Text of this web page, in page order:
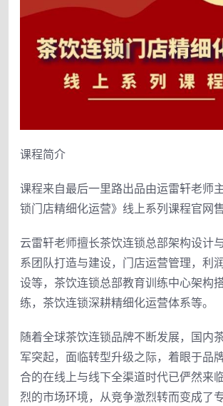
课程简介
课程来自最后一里路出品由运雷轩老师
锁门店精细化运营》线上系列课程官网
云雷轩老师擅长茶饮连锁总部架构设计
系团队打造与建设，门店运营管理，利
设等，茶饮连锁总部教育训练中心架构
练，茶饮连锁深耕精细化运营体系等。
随着全球茶饮连锁品牌不断发展，国内
军突起，面临转型升级之际，着眼于品
合的在线上与线下全渠道时代已俨然来
烈的市场环境，从竞争激烈转而变成了